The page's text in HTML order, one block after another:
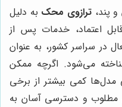
و پند، ترازوی محک به دلیل
اعتماد، خدمات پس از
در سراسر کشور، به عنوان
می‌شود. اگرچه ممکن
مدل‌ها کمی بیشتر از برخی
مطلوب و دسترسی آسان به